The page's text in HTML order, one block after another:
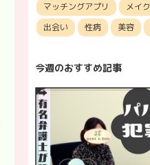
マッチングアプリ
メイク
出会い
性病 美容
今週のおすすめ記事